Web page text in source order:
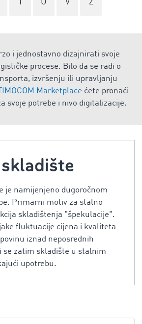
U V Z
i jednostavno dizajnirati svoje
procese. Bilo da se radi o
izvršenju ili upravljanju
TIMOCOM Marketplace ćete pronaći
svoje potrebe i nivo digitalizacije.
je namijenjeno dugoročnom
Primarni motiv za stalno
skladištenja "špekulacije".
fluktuacije cijena i kvaliteta
iznad neposrednih
se zatim skladište u stalnim
upotrebu.